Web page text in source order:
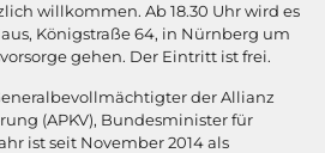
willkommen. Ab 18.30 Uhr wird es
Königstraße 64, in Nürnberg um
gehen. Der Eintritt ist frei.
der Allianz
(APKV), Bundesminister für
ist seit November 2014 als